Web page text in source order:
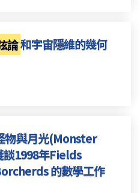
論和宇宙隱維的幾何
物與月光(Monster
1998年Fields
的數學工作